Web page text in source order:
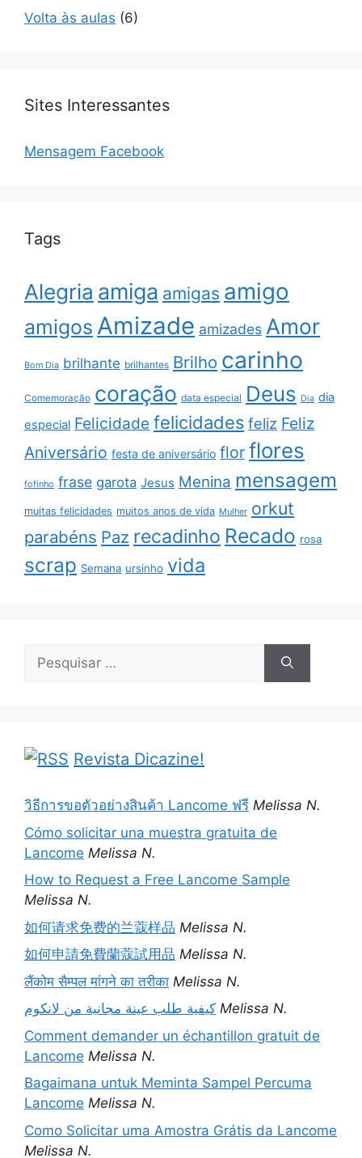
Volta às aulas (6)
Sites Interessantes
Mensagem Facebook
Tags
Alegria amiga amigas amigo
amigos Amizade amizades Amor
Bom Dia brilhante brilhantes Brilho carinho
Comemoração coração data especial Deus Dia dia
especial Felicidade felicidades feliz Feliz
Aniversário festa de aniversário flor flores
fofinho frase garota Jesus Menina mensagem
muitas felicidades muitos anos de vida Mulher orkut
parabéns Paz recadinho Recado rosa
scrap Semana ursinho vida
Pesquisar
Revista Dicazine!
วิธีการขอตัวอย่างสินค้า Lancome ฟรี Melissa N.
Cómo solicitar una muestra gratuita de
Lancome Melissa N.
How to Request a Free Lancome Sample
Melissa N.
如何请求免费的兰蔻样品 Melissa N.
如何申請免費蘭蔻試用品 Melissa N.
लैंकोम सैम्पल मांगने का तरीका Melissa N.
كيفية طلب عينة مجانية من لانكوم Melissa N.
Comment demander un échantillon gratuit de
Lancome Melissa N.
Bagaimana untuk Meminta Sampel Percuma
Lancome Melissa N.
Como Solicitar uma Amostra Grátis da Lancome
Melissa N.